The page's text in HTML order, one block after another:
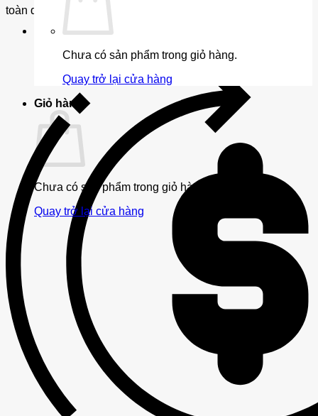
Chưa có sản phẩm trong giỏ hàng.
Quay trở lại cửa hàng
Giỏ hàng
Chưa có sản phẩm trong giỏ hàng.
Quay trở lại cửa hàng
toàn quốc